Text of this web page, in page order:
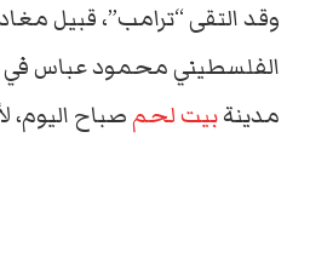
وقد التقى “ترامب”، قبيل
الفلسطيني محمود عباس في
مدينةبيت لحمصباح اليوم،